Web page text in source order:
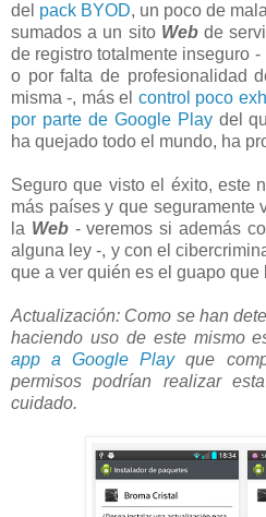
del pack BYOD, un poco de
sumados a un sito Webde
de registro totalmente inseguro
o por falta de profesionalidad
misma -, más el control poco
por parte de Google Playdel
ha quejado todo el mundo, ha
Seguro que visto el éxito, este
más países y que seguramente
la Web- veremos si además
alguna ley -, y con el
que a ver quién es el guapo que
Actualización: Como se han
haciendo uso de este mismo
app a Google Playque
permisos podrían realizar
cuidado.